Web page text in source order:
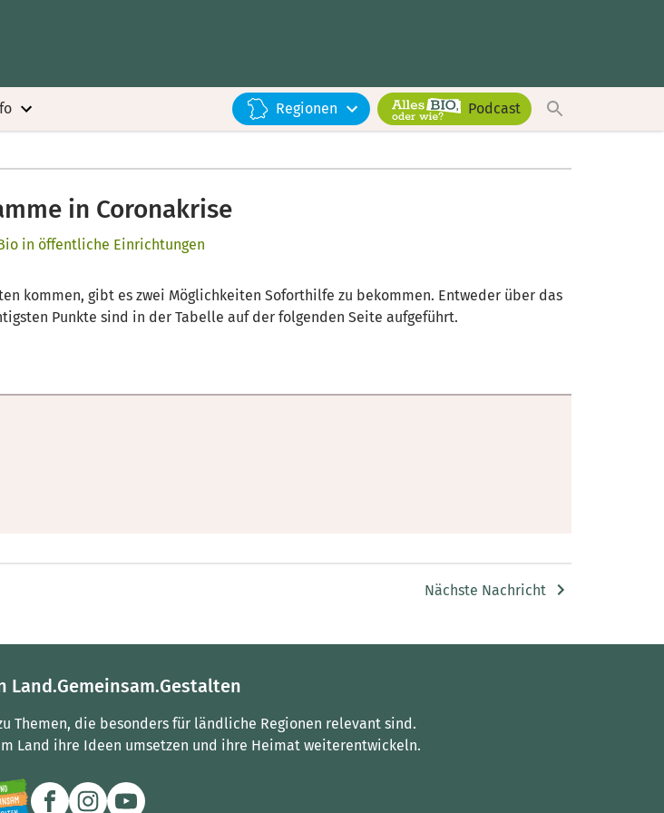
Regionen Podcast
in Coronakrise
in öffentliche Einrichtungen
kommen, gibt es zwei Möglichkeiten Soforthilfe zu bekommen. Entweder über das
Punkte sind in der Tabelle auf der folgenden Seite aufgeführt.
Nächste Nachricht
Land.Gemeinsam.Gestalten
Themen, die besonders für ländliche Regionen relevant sind.
Land ihre Ideen umsetzen und ihre Heimat weiterentwickeln.